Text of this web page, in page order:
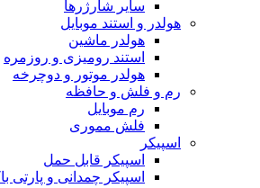
سایر شارژرها
هولدر و استند موبایل
هولدر ماشین
استند رومیزی و روزمره
هولدر موتور و دوچرخه
رم و فلش و حافظه
رم موبایل
فلش مموری
اسپیکر
اسپیکر قابل حمل
اسپیکر چمدانی و پارتی